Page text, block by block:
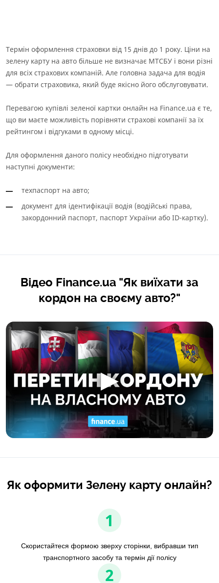
Термін оформлення страховки від 15 днів до 1 року. Ціни на
зелену карту на авто більше не визначає МТСБУ і вони різні
для всіх страхових компаній. Але головна задача для водія
— обрати страховика, який буде якісно його обслуговувати.
Перевагою купівлі зеленої картки онлайн на Finance.ua є те,
що ви маєте можливість порівняти страхові компанії за їх
рейтингом і відгуками в одному місці.
Для оформлення даного полісу необхідно підготувати
наступні документи:
техпаспорт на авто;
документ для ідентифікації водія (водійські права,
закордонний паспорт, паспорт України або ID-картку).
Відео Finance.ua "Як виїхати за
кордон на своєму авто?"
Як оформити Зелену карту онлайн?
1
Скористайтеся формою зверху сторінки, вибравши тип
транспортного засобу та термін дії полісу
2